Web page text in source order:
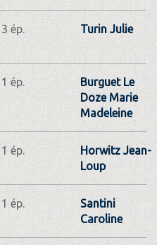
3 ép. Turin Julie
1 ép.
Burguet Le
Doze Marie
Madeleine
1 ép.
Horwitz Jean-
Loup
1 ép.
Santini
Caroline